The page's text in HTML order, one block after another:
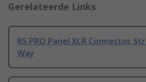
Gerelateerde Links
RS PRO Panel XLR Connector,
Way